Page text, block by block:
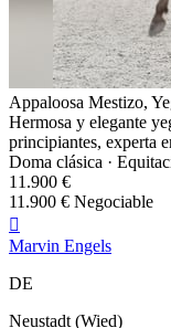
Appaloosa Mestizo,
Hermosa y elegante
principiantes, experta
Doma clásica ·
11.900 €
11.900 € Negociable

Marvin Engels
DE
Neustadt (Wied)